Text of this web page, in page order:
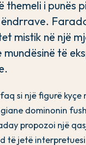
themeli i punës
mistik në një
mundësinë të
si një figurë
dominonin
propozoi një
të jetë